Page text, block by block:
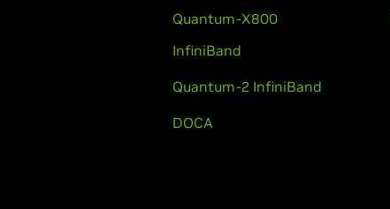
Quantum-X800
InfiniBand
Quantum-2 InfiniBand
DOCA